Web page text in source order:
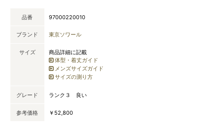
品番 97000220010
ブランド 東京ソワール
サイズ
商品詳細に記載
体型・着丈ガイド
メンズサイズガイド
サイズの測り方
グレード ランク３ 良い
参考価格 ￥52,800